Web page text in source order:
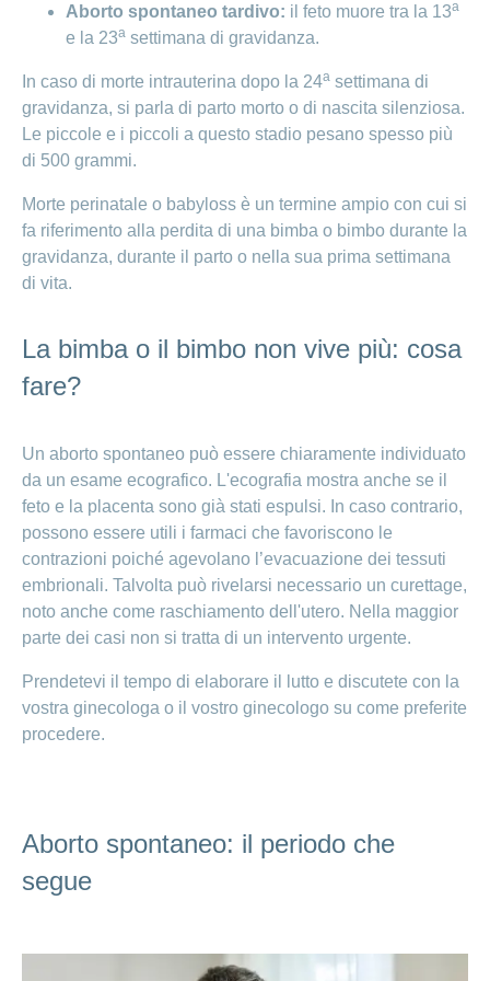
disturbi della coagulazione,
ipertiroidismo o altri disturbi ormonali,
complicazioni legate alla placenta,
malformazioni dell'utero,
insufficienza cervicale (debolezza del
collo dell’utero).
Aborto spontaneo tardivo: il feto muore tra la 13a
e la 23a settimana di gravidanza.
In caso di morte intrauterina dopo la 24a settimana di
gravidanza, si parla di parto morto o di nascita silenziosa.
Le piccole e i piccoli a questo stadio pesano spesso più
di 500 grammi.
Morte perinatale o babyloss è un termine ampio con cui si
fa riferimento alla perdita di una bimba o bimbo durante la
gravidanza, durante il parto o nella sua prima settimana
di vita.
La bimba o il bimbo non vive più: cosa
fare?
Un aborto spontaneo può essere chiaramente individuato
da un esame ecografico. L'ecografia mostra anche se il
feto e la placenta sono già stati espulsi. In caso contrario,
possono essere utili i farmaci che favoriscono le
contrazioni poiché agevolano l’evacuazione dei tessuti
embrionali. Talvolta può rivelarsi necessario un curettage,
noto anche come raschiamento dell'utero. Nella maggior
parte dei casi non si tratta di un intervento urgente.
Prendetevi il tempo di elaborare il lutto e discutete con la
vostra ginecologa o il vostro ginecologo su come preferite
procedere.
Aborto spontaneo: il periodo che
segue